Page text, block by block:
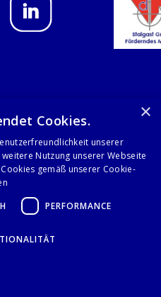
×
Cookies.
unserer
Nutzung unserer Webseite
gemäß unserer Cookie-
PERFORMANCE